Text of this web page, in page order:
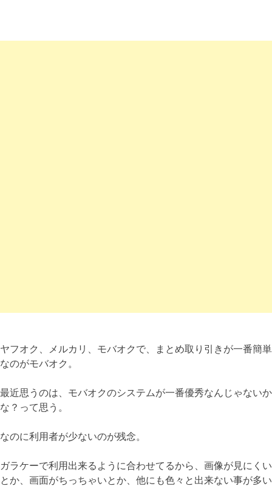
ヤフオク、メルカリ、モバオクで、まとめ取り引きが一番簡単
なのがモバオク。
最近思うのは、モバオクのシステムが一番優秀なんじゃないか
な？って思う。
なのに利用者が少ないのが残念。
ガラケーで利用出来るように合わせてるから、画像が見にくい
とか、画面がちっちゃいとか、他にも色々と出来ない事が多い